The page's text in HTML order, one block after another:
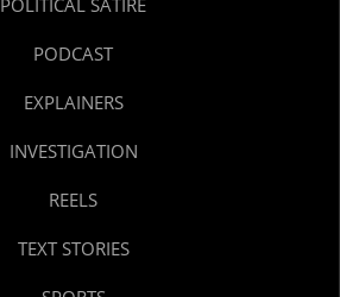
PODCAST
EXPLAINERS
INVESTIGATION
REELS
TEXT STORIES